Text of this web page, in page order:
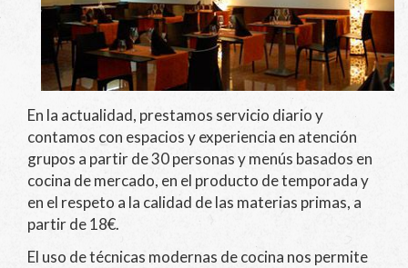
En la actualidad, prestamos servicio diario y
contamos con espacios y experiencia en atención
grupos a partir de 30 personas y menús basados en
cocina de mercado, en el producto de temporada y
en el respeto a la calidad de las materias primas, a
partir de 18€.
El uso de técnicas modernas de cocina nos permite